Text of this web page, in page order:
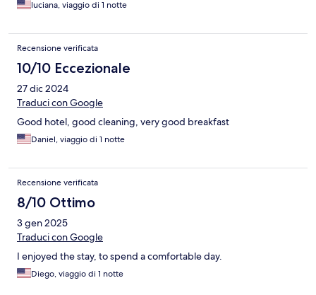
luciana, viaggio di 1 notte
Recensione verificata
10/10 Eccezionale
27 dic 2024
Traduci con Google
Good hotel, good cleaning, very good breakfast
Daniel, viaggio di 1 notte
Recensione verificata
8/10 Ottimo
3 gen 2025
Traduci con Google
I enjoyed the stay, to spend a comfortable day.
Diego, viaggio di 1 notte